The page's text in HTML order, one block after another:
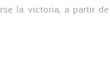
la victoria, a partir